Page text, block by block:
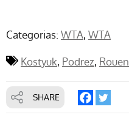
Categorias: WTA WTA
Kostyuk Podrez Rouen
SHARE